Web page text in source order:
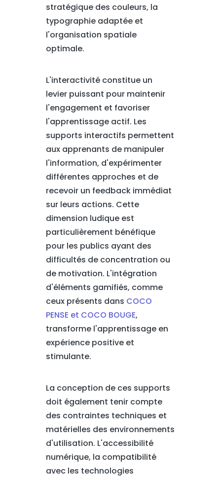
stratégique des couleurs, la
typographie adaptée et
l'organisation spatiale
optimale.
L'interactivité constitue un
levier puissant pour maintenir
l'engagement et favoriser
l'apprentissage actif. Les
supports interactifs permettent
aux apprenants de manipuler
l'information, d'expérimenter
différentes approches et de
recevoir un feedback immédiat
sur leurs actions. Cette
dimension ludique est
particulièrement bénéfique
pour les publics ayant des
difficultés de concentration ou
de motivation. L'intégration
d'éléments gamifiés, comme
ceux présents dans COCO
PENSE et COCO BOUGE,
transforme l'apprentissage en
expérience positive et
stimulante.
La conception de ces supports
doit également tenir compte
des contraintes techniques et
matérielles des environnements
d'utilisation. L'accessibilité
numérique, la compatibilité
avec les technologies